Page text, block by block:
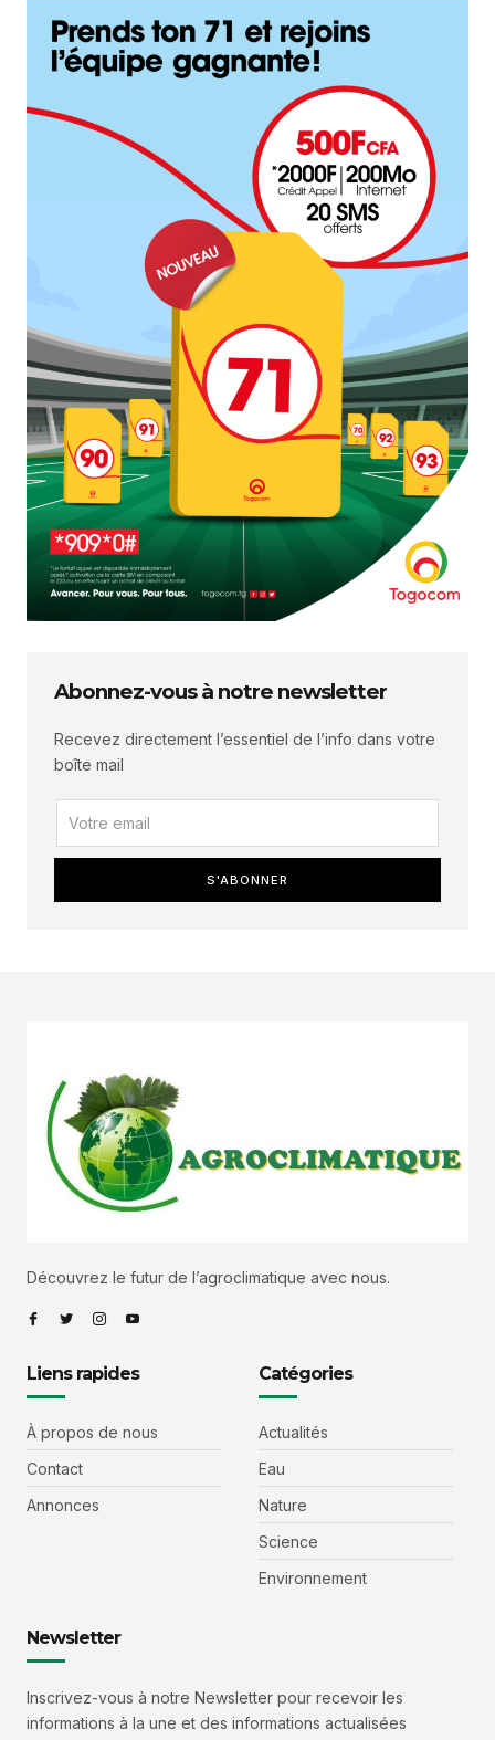
Abonnez-vous à notre newsletter
Recevez directement l’essentiel de l’info dans votre
boîte mail
S'ABONNER
Découvrez le futur de l’agroclimatique avec nous.
Liens rapides
À propos de nous
Contact
Annonces
Catégories
Actualités
Eau
Nature
Science
Environnement
Newsletter
Inscrivez-vous à notre Newsletter pour recevoir les
informations à la une et des informations actualisées